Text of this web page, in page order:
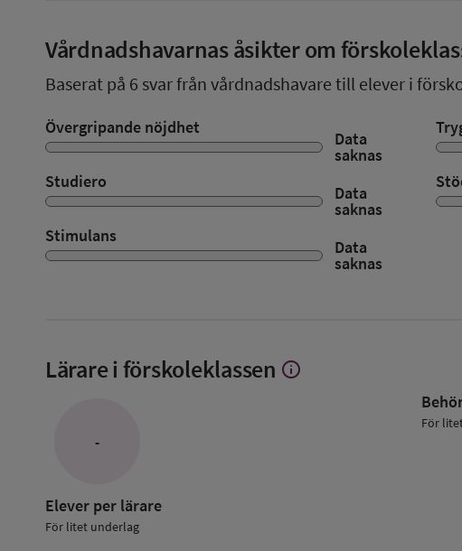
Vårdnadshavarnas åsikter om
Baserat på 6 svar från vårdnadshavare till elever i
Övergripande nöjdhet
Data
saknas
Studiero
Data
saknas
Stimulans
Data
saknas
Lärare i förskoleklassen Visa
info
-
Elever per lärare
För litet underlag
För